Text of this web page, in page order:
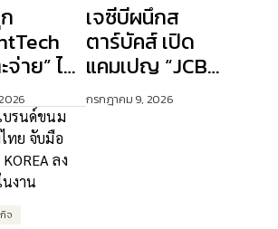
จ่าย” ไม่
ร
ธง AI
ารเงิน
เจซีบีผนึกส
ตาร์บัคส์ เปิด
แคมเปญ “JCB
Heal Jai Happy
Days” ดัน
กรกฎาคม 9, 2026
จ